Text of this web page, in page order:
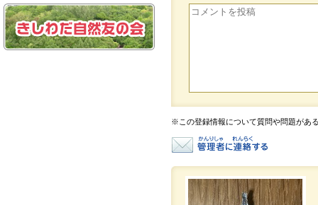
※この登録情報について質問や問題があ